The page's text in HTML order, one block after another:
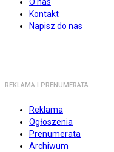
Kontakt
Napisz do nas
REKLAMA I PRENUMERATA
Reklama
Ogłoszenia
Prenumerata
Archiwum